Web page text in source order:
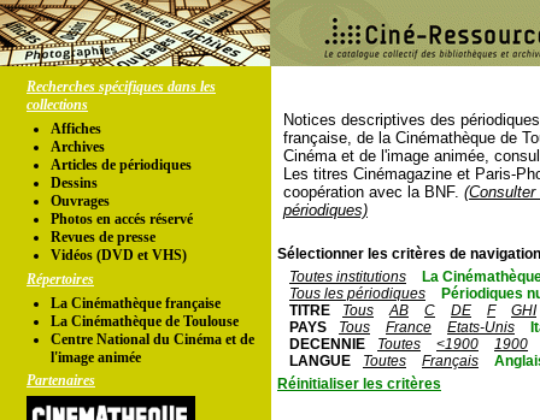
Recherches spécifiques dans les
collections
Affiches
Archives
Articles de périodiques
Dessins
Ouvrages
Photos en accés réservé
Revues de presse
Vidéos (DVD et VHS)
Répertoires
La Cinémathèque française
La Cinémathèque de Toulouse
Centre National du Cinéma et de
l'image animée
Partenaires
Notices descriptives des
française, de la Cinémathèque de
Cinéma et de l'image animée,
Les titres Cinémagazine et Paris-
coopération avec la BNF.
périodiques)
Sélectionner les critères de
Toutes institutions
La
Tous les périodiques
Périodiques
TITRE
Tous AB C DE F
GHI
PAYS
Tous France Etats-Unis
DECENNIE
Toutes <1900
1900
LANGUE
Toutes Français
Réinitialiser les critères